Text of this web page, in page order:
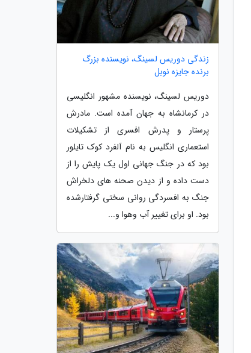
زندگی دوریس لسینگ، نویسنده بزرگ
برنده جایزه نوبل
دوریس لسینگ، نویسنده مشهور انگلیسی
در کرمانشاه به جهان آمده است. مادرش
پرستار و پدرش افسری از تشکیلات
استعماری انگلیس به نام آلفرد کوک تایلور
بود که در جنگ جهانی اول یک پایش را از
دست داده و از دیدن صحنه های دلخراش
جنگ به افسردگی روانی سختی گرفتارشده
بود. او برای تغییر آب وهوا و...